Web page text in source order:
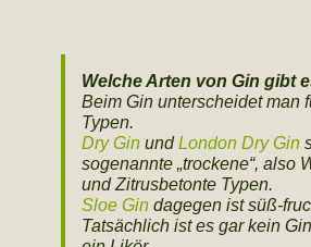
Welche Arten von Gin gibt
Beim Gin unterscheidet man
Typen.
Dry GinundLondon Dry Gin
sogenannte „trockene“, also
und Zitrusbetonte Typen.
Sloe Gindagegen ist süß-
Tatsächlich ist es gar kein